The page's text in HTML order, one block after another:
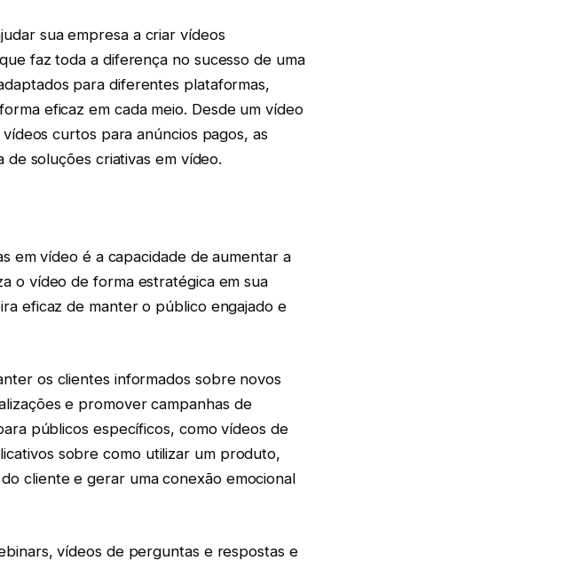
sua empresa a criar vídeos
faz toda a diferença no sucesso de uma
para diferentes plataformas,
eficaz em cada meio. Desde um vídeo
curtos para anúncios pagos, as
de soluções criativas em vídeo.
em vídeo é a capacidade de aumentar a
o vídeo de forma estratégica em sua
eficaz de manter o público engajado e
os clientes informados sobre novos
e promover campanhas de
públicos específicos, como vídeos de
sobre como utilizar um produto,
cliente e gerar uma conexão emocional
vídeos de perguntas e respostas e